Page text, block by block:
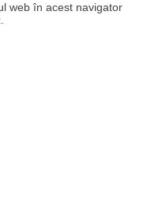
web în acest navigator